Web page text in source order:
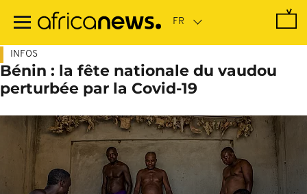
contenu
INFOS
Bénin : la fête nationale du vaudou
perturbée par la Covid-19